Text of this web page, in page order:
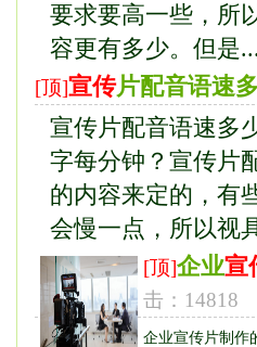
要求要高一些，所
容更有多少。但是...
[顶]宣传片配音语速
宣传片配音语速多
字每分钟？宣传片
的内容来定的，有
会慢一点，所以视
[顶]企业宣
击：14818
企业宣传片制作